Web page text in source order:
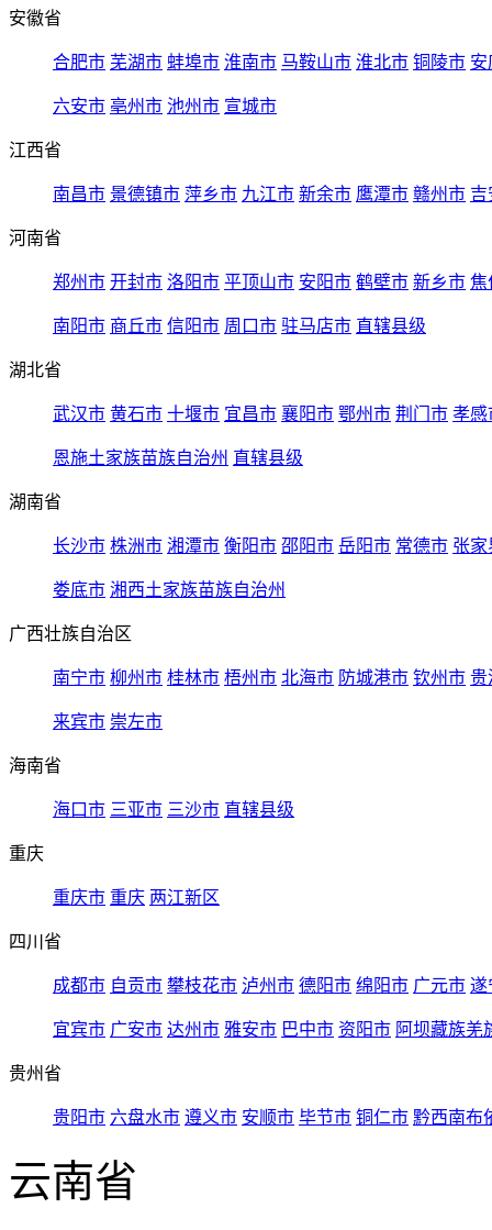
安徽省
合肥市 芜湖市 蚌埠市 淮南市 马鞍山市 淮北市 铜陵市 安
六安市 亳州市 池州市 宣城市
江西省
南昌市 景德镇市 萍乡市 九江市 新余市 鹰潭市 赣州市 吉
河南省
郑州市 开封市 洛阳市 平顶山市 安阳市 鹤壁市 新乡市 焦
南阳市 商丘市 信阳市 周口市 驻马店市 直辖县级
湖北省
武汉市 黄石市 十堰市 宜昌市 襄阳市 鄂州市 荆门市 孝感
恩施土家族苗族自治州 直辖县级
湖南省
长沙市 株洲市 湘潭市 衡阳市 邵阳市 岳阳市 常德市 张家
娄底市 湘西土家族苗族自治州
广西壮族自治区
南宁市 柳州市 桂林市 梧州市 北海市 防城港市 钦州市 贵
来宾市 崇左市
海南省
海口市 三亚市 三沙市 直辖县级
重庆
重庆市 重庆 两江新区
四川省
成都市 自贡市 攀枝花市 泸州市 德阳市 绵阳市 广元市 遂
宜宾市 广安市 达州市 雅安市 巴中市 资阳市 阿坝藏族羌
贵州省
贵阳市 六盘水市 遵义市 安顺市 毕节市 铜仁市 黔西南布
云南省